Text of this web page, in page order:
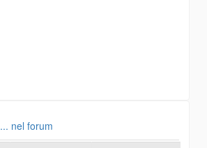
... nel forum